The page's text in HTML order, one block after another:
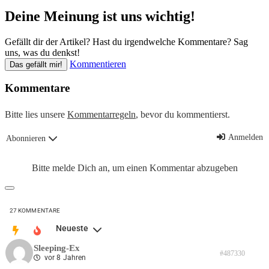
Deine Meinung ist uns wichtig!
Gefällt dir der Artikel? Hast du irgendwelche Kommentare? Sag
uns, was du denkst!
Das gefällt mir! Kommentieren
Kommentare
Bitte lies unsere Kommentarregeln, bevor du kommentierst.
Abonnieren Anmelden
Bitte melde Dich an, um einen Kommentar abzugeben
27KOMMENTARE
Neueste
Sleeping-Ex
vor 8 Jahren #487330